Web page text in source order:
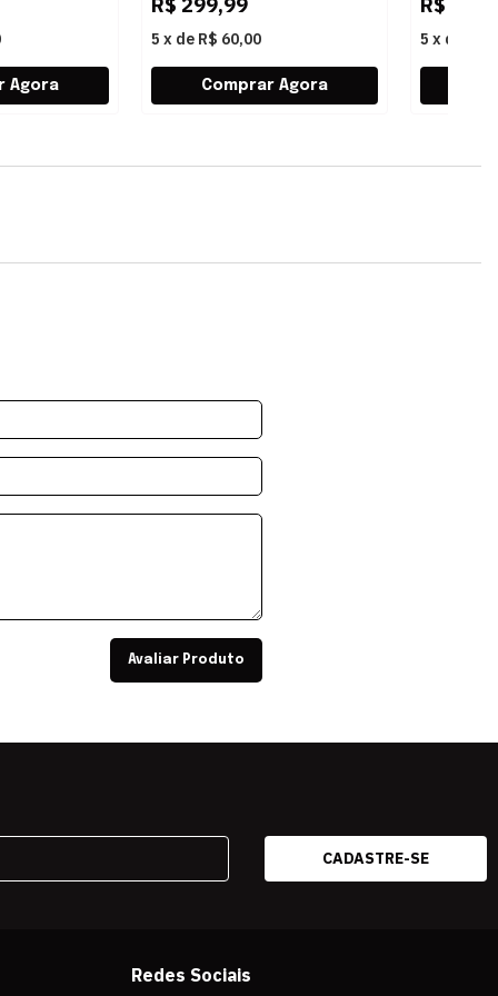
5 x de R$ 60,00 5 x de
Avaliar Produto
Redes Sociais